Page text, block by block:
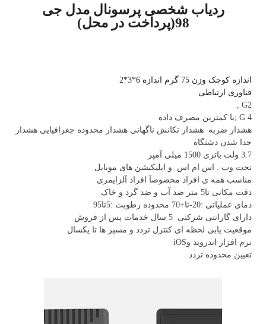
ردیاب شخصی پرسونال مدل جی
98(پرداخت در محل)
اندازه کوچک وزن 75 گرم اندازه 6*3*2
فناوری ارتباطی
G2 ,
G 4 ;با کمترین مصرف داده
هشدار ضربه هشدار تکانش ناگهانی هشدار محدوده جغرافیایی هشدار
جدا شدن دشتگاه
3.7 ولت باتری 1500 میلی آمپر
تحت وب . اس ام اس و اپلیکیشن های موبایل
مناسب همه ی افراد مخصوصآ افراد آلزایمری
دقت مکانی تا5 متر ضد آب و ضد گرد و خاک
دمای عملیاتی :20-تا+70 محدوده رطوبت :5تا95
دارای گارانتی شرکتی 5 سال خدمات پس از فروش
موقعیت یابی لحظه ای کنترل تردد و مسیر ها تا یکسال
نرم افزار اندروید وiOS
تعیین محدوده تردد